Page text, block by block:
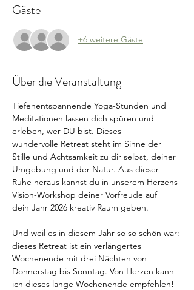
Gäste
+6 weitere Gäste
Über die Veranstaltung
Tiefenentspannende Yoga-Stunden und
Meditationen lassen dich spüren und
erleben, wer DU bist. Dieses
wundervolle Retreat steht im Sinne der
Stille und Achtsamkeit zu dir selbst, deiner
Umgebung und der Natur. Aus dieser
Ruhe heraus kannst du in unserem Herzens-
Vision-Workshop deiner Vorfreude auf
dein Jahr 2026 kreativ Raum geben.
Und weil es in diesem Jahr so so schön war:
dieses Retreat ist ein verlängertes
Wochenende mit drei Nächten von
Donnerstag bis Sonntag. Von Herzen kann
ich dieses lange Wochenende empfehlen!